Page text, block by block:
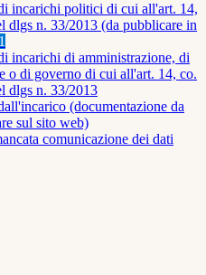
incarichi politici di cui all'art. 14,
dlgs n. 33/2013 (da pubblicare in
1
incarichi di amministrazione, di
o di governo di cui all'art. 14, co.
dlgs n. 33/2013
(documentazione da
sul sito web)
comunicazione dei dati